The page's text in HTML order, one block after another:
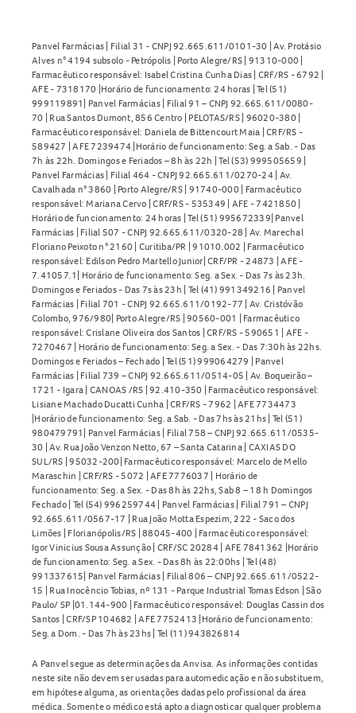
por mulheres que estejam amamentando e por gestantes
sem orientação médica. Pacientes com histórico de
agranulocitose, anemia aplástica, hepatite ou dermatite
esfoliativa devem evitar o uso. Crianças e idosos devem ter
acompanhamento médico rigoroso.
Posso comprar o Tapazol 5mg sem receita médica?
Não. OTapazol 5mgé um medicamento de venda sob
prescrição médica. Para adquirir o produto, é obrigatória a
apresentação da receita emitida por um profissional
habilitado.
Como armazenar o Tapazol 5mg?
Tapazol 5mgdeve ser mantido em temperatura
ambiente, entre 15°C e 30°C, protegido da luz e em sua
embalagem original. Não utilize o medicamento após o
prazo de validade e mantenha-o fora do alcance de
crianças.
O Tapazol 5mg está disponível na Panvel. Consulte sempre
um profissional de saúde antes de iniciar o tratamento.
Veja mais opções emTireoide.
Panvel Farmácias | Filial 31 - CNPJ 92.665.611/0101-30 | Av. Protásio
Alves n° 4194 subsolo - Petrópolis | Porto Alegre/RS | 91310-000 |
Farmacêutico responsável: Isabel Cristina Cunha Dias | CRF/RS - 6792 |
AFE - 7318170 |Horário de funcionamento: 24 horas | Tel (51)
999119891| Panvel Farmácias | Filial 91 – CNPJ 92.665.611/0080-
70 | Rua Santos Dumont, 856 Centro | PELOTAS/RS | 96020-380 |
Farmacêutico responsável: Daniela de Bittencourt Maia | CRF/RS -
589427 | AFE 7239474 |Horário de funcionamento: Seg. a Sab. - Das
7h às 22h. Domingos e Feriados – 8h às 22h | Tel (53) 999505659 |
Panvel Farmácias | Filial 464 - CNPJ 92.665.611/0270-24 | Av.
Cavalhada n° 3860 | Porto Alegre/RS | 91740-000 | Farmacêutico
responsável: Mariana Cervo | CRF/RS - 535349 | AFE - 7421850 |
Horário de funcionamento: 24 horas | Tel (51) 995672339| Panvel
Farmácias | Filial 507 - CNPJ 92.665.611/0320-28 | Av. Marechal
Floriano Peixoto n° 2160 | Curitiba/PR | 91010.002 | Farmacêutico
responsável: Edilson Pedro Martello Junior| CRF/PR - 24873 | AFE -
7.41057.1| Horário de funcionamento: Seg. a Sex. - Das 7s às 23h.
Domingos e Feriados - Das 7s às 23h | Tel (41) 991349216 | Panvel
Farmácias | Filial 701 - CNPJ 92.665.611/0192-77 | Av. Cristóvão
Colombo, 976/980| Porto Alegre/RS | 90560-001 | Farmacêutico
responsável: Crislane Oliveira dos Santos | CRF/RS - 590651 | AFE -
7270467 | Horário de funcionamento: Seg. a Sex. - Das 7:30h às 22hs.
Domingos e Feriados – Fechado | Tel (51) 999064279 | Panvel
Farmácias | Filial 739 – CNPJ 92.665.611/0514-05 | Av. Boqueirão –
1721 - Igara | CANOAS /RS | 92.410-350 | Farmacêutico responsável:
Lisiane Machado Ducatti Cunha | CRF/RS - 7962 | AFE 7734473
|Horário de funcionamento: Seg. a Sab. - Das 7hs às 21hs | Tel (51)
980479791| Panvel Farmácias | Filial 758 – CNPJ 92.665.611/0535-
30 | Av. Rua João Venzon Netto, 67 – Santa Catarina | CAXIAS DO
SUL/RS | 95032-200| Farmacêutico responsável: Marcelo de Mello
Maraschin | CRF/RS - 5072 | AFE 7776037 | Horário de
funcionamento: Seg. a Sex. - Das 8h às 22hs, Sab 8 – 18 h Domingos
Fechado | Tel (54) 996259744 | Panvel Farmácias | Filial 791 – CNPJ
92.665.611/0567-17 | Rua João Motta Espezim, 222 - Saco dos
Limões | Florianópolis/RS | 88045-400 | Farmacêutico responsável:
Igor Vinicius Sousa Assunção | CRF/SC 20284 | AFE 7841362 |Horário
de funcionamento: Seg. a Sex. - Das 8h às 22:00hs | Tel (48)
991337615| Panvel Farmácias | Filial 806 – CNPJ 92.665.611/0522-
15 | Rua Inocêncio Tobias, nº 131 - Parque Industrial Tomas Edson | São
Paulo/ SP |01.144-900 | Farmacêutico responsável: Douglas Cassin dos
Santos | CRF/SP 104682 | AFE 7752413 |Horário de funcionamento:
Seg. a Dom. - Das 7h às 23hs | Tel (11) 943826814
A Panvel segue as determinações da Anvisa. As informações contidas
neste site não devem ser usadas para automedicação e não substituem,
em hipótese alguma, as orientações dadas pelo profissional da área
médica. Somente o médico está apto a diagnosticar qualquer problema